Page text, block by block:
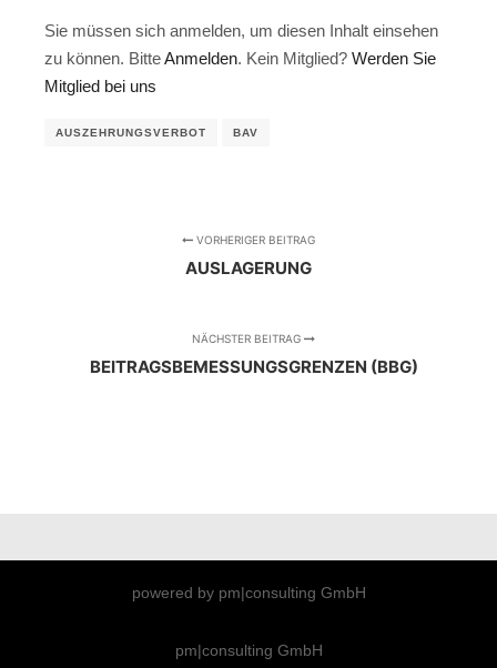
Sie müssen sich anmelden, um diesen Inhalt einsehen
zu können. BitteAnmelden. Kein Mitglied? Werden Sie
Mitglied bei uns
AUSZEHRUNGSVERBOT BAV
VORHERIGER BEITRAG
AUSLAGERUNG
NÄCHSTER BEITRAG
BEITRAGSBEMESSUNGSGRENZEN (BBG)
powered by pm|consulting GmbH
pm|consulting GmbH